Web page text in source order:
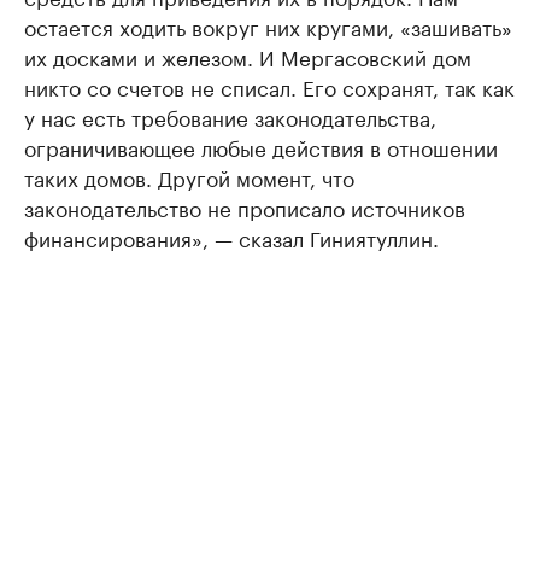
остается ходить вокруг них кругами, «зашивать»
их досками и железом. И Мергасовский дом
никто со счетов не списал. Его сохранят, так как
у нас есть требование законодательства,
ограничивающее любые действия в отношении
таких домов. Другой момент, что
законодательство не прописало источников
финансирования», — сказал Гиниятуллин.